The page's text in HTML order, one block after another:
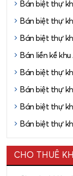
Bán biệt thự
Bán biệt thự
Bán biệt thự
Bán liền kề khu
Bán biệt thự
Bán biệt thự
Bán biệt thự
Bán biệt thự
CHO THUÊ